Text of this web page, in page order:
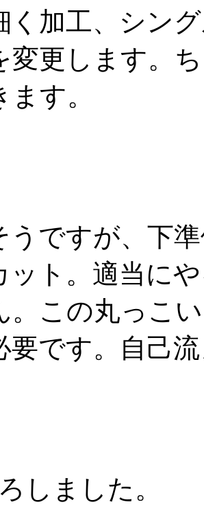
く加工、シン
変更します。
す。
うですが、下
ット。適当に
。この丸っこ
要です。自己
しました。